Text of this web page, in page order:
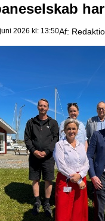
2026 kl: 13:50Af: